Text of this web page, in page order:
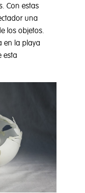
Con estas
una
los objetos.
en la playa
esta